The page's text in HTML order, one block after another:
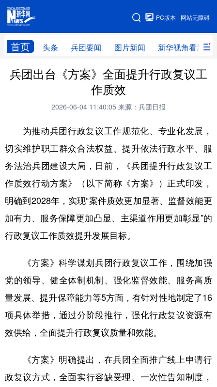
网站无障碍
PC版本
首页 头条 兵团要闻 图片新闻 新华视角看新疆
网站地图
头条 兵团要闻 图片新闻 新华视角看新疆
地方频道
北京 天津 河北 山西
辽宁 吉林 上海 江苏
山东 河南 湖北 湖南
广东 广西
陕西 甘肃 青海 宁夏
新疆 内蒙古 黑龙江
多语种频道
Русский язык 日本語 한국어
兵团出台《方案》全面提升行政复议工
作质效
2026-06-04 11:40:05 来源：兵团日报
为推动兵团行政复议工作规范化、专业化发展，
切实维护职工群众合法权益、提升依法行政水平、服
务法治兵团建设大局，日前，《兵团提升行政复议工
作质效行动方案》（以下简称《方案》）正式印发，
明确到2028年，实现“案件质效更加显著、监督效能更
加有力、服务保障更加凸显、主渠道作用更加彰显”的
行政复议工作质效提升发展目标。
《方案》科学谋划兵团行政复议工作，围绕加强
党的领导、健全体制机制、强化监督效能、服务高质
量发展、提升保障能力等5方面，有针对性地制定了16
项具体举措，通过分阶段推行，强化行政复议资源有
效供给，全面提升行政复议质量和效能。
《方案》明确提出，在兵团全面推广线上申请行
政复议方式，全面实行容缺受理、一次性告知制度，